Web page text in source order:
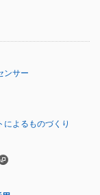
ンサー
によるものづくり